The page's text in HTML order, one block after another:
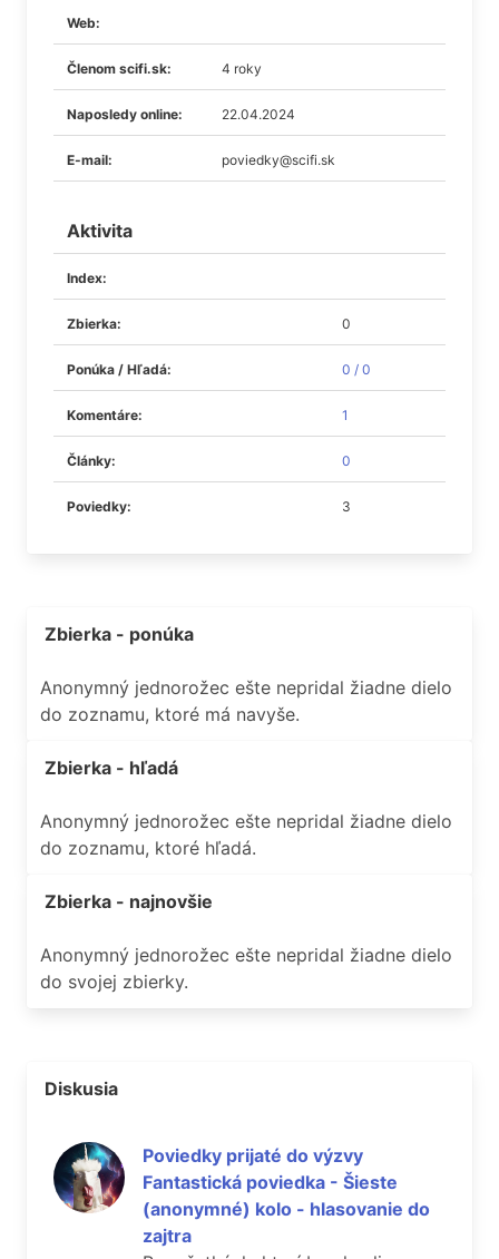
Web:
Členom scifi.sk: 4 roky
Naposledy online: 22.04.2024
E-mail: poviedky@scifi.sk
Aktivita
Index:
Zbierka: 0
Ponúka / Hľadá: 0 / 0
Komentáre: 1
Články: 0
Poviedky: 3
Zbierka - ponúka
Anonymný jednorožec ešte nepridal žiadne dielo
do zoznamu, ktoré má navyše.
Zbierka - hľadá
Anonymný jednorožec ešte nepridal žiadne dielo
do zoznamu, ktoré hľadá.
Zbierka - najnovšie
Anonymný jednorožec ešte nepridal žiadne dielo
do svojej zbierky.
Diskusia
Poviedky prijaté do výzvy
Fantastická poviedka - Šieste
(anonymné) kolo - hlasovanie do
zajtra